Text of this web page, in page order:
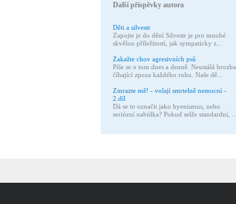
Další příspěvky autora
Děti a silvestr
Zapojte je do dění Silvestr je pro mnohé
skvělou příležitostí, jak sympaticky z...
Zakažte chov agresivních psů
Píše se o tom dnes a denně. Neustálá hrozba
číhající zpoza každého rohu. Naše dě...
Zmrazte mě! - volají smrtelně nemocní -
2.díl
Dá se to označit jako hyenismus, nebo
seriózní nabídka? Pokud selže standardní, ...